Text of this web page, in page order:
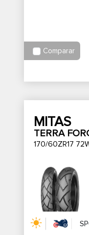
Comparar
MITAS
TERRA
170/60ZR17